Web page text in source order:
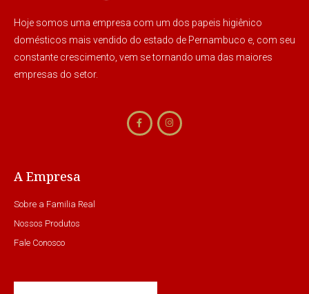
Hoje somos uma empresa com um dos papeis higiênico
domésticos mais vendido do estado de Pernambuco e, com seu
constante crescimento, vem se tornando uma das maiores
empresas do setor.
A Empresa
Sobre a Familia Real
Nossos Produtos
Fale Conosco